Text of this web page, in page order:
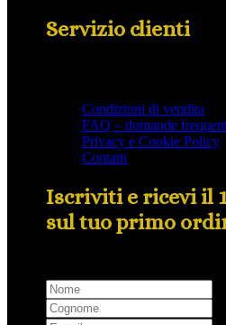
Servizio clienti
Condizioni di vendita
FAQ – domande
Privacy e Cookie Policy
Contatti
Iscriviti e ricevi il
sul tuo primo